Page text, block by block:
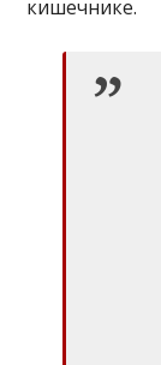
кишечнике.